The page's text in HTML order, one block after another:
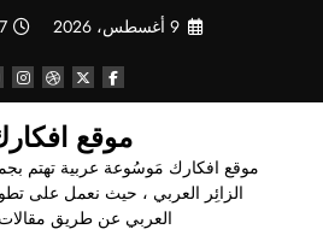
9 أغسطس، 2026
موقع
موقع افكارك مَوسُوعة عربية تهتم
الزائِر العربي ، حيث نعمل على
العربي عن طريق